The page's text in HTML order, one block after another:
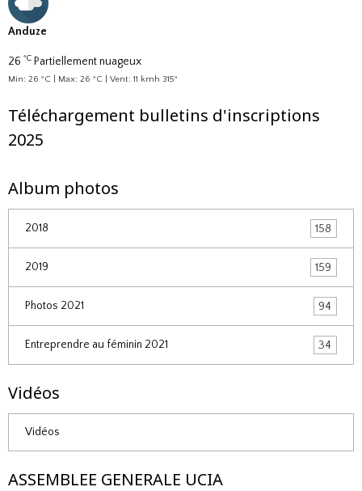
Anduze
26 °C Partiellement nuageux
Min: 26 °C | Max: 26 °C | Vent: 11 kmh 315°
Téléchargement bulletins d'inscriptions
2025
Album photos
2018 158
2019 159
Photos 2021 94
Entreprendre au féminin 2021 34
Vidéos
Vidéos
ASSEMBLEE GENERALE UCIA